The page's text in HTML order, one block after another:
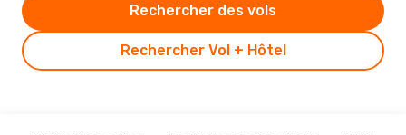
Rechercher Vol + Hôtel
Rechercher des vols